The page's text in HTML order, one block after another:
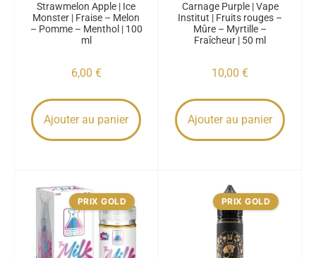
Strawmelon Apple | Ice
Monster | Fraise – Melon
– Pomme – Menthol | 100
ml
6,00 €
Ajouter au panier
Carnage Purple | Vape
Institut | Fruits rouges –
Mûre – Myrtille –
Fraîcheur | 50 ml
10,00 €
Ajouter au panier
PRIX GOLD PRIX GOLD